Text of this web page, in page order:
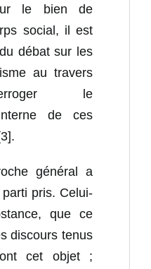
le bien de
social, il est
débat sur les
au travers
le
de ces
général a
pris. Celui-
que ce
discours tenus
cet objet ;